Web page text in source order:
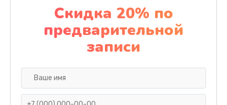
Замена материнской платы
1100 руб.
Заказать
Скидка 20% по
предварительной
записи